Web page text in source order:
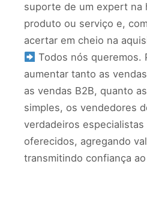
suporte de um expert na
produto ou serviço e,
acertar em cheio na
Todos nós queremos.
aumentar tanto as
as vendas B2B, quanto
simples, os vendedores
verdadeiros
oferecidos, agregando
transmitindo confiança